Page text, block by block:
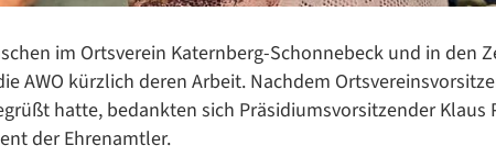
im Ortsverein Katernberg-Schonnebeck und in den
AWO kürzlich deren Arbeit. Nachdem
hatte, bedankten sich Präsidiumsvorsitzender Klaus
der Ehrenamtler.
Google Datenschutzerklärung
Übersetzen
/